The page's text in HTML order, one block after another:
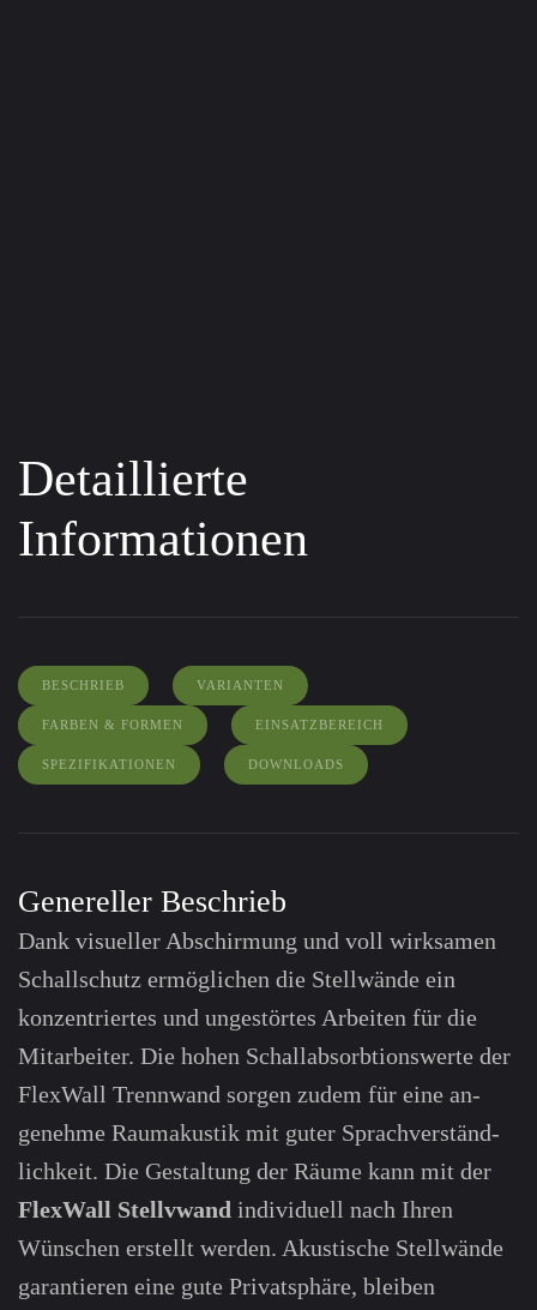
Detaillierte
Informationen
BESCHRIEB VARIANTEN
FARBEN & FORMEN EINSATZBEREICH
SPEZIFIKATIONEN DOWNLOADS
Genereller Beschrieb
Dank visueller Abschirmung und voll wirksamen
Schallschutz ermöglichen die Stellwände ein
konzen­triertes und ungestörtes Arbeiten für die
Mitarbeiter. Die hohen Schall­absorbtions­werte der
FlexWall Trenn­wand sorgen zudem für eine an­
genehme Raum­akustik mit guter Sprach­verständ­
lichkeit. Die Gestaltung der Räume kann mit der
FlexWall Stellv­wand individuell nach Ihren
Wünschen erstellt werden. Akustische Stellwände
garantieren eine gute Privatsphäre, bleiben